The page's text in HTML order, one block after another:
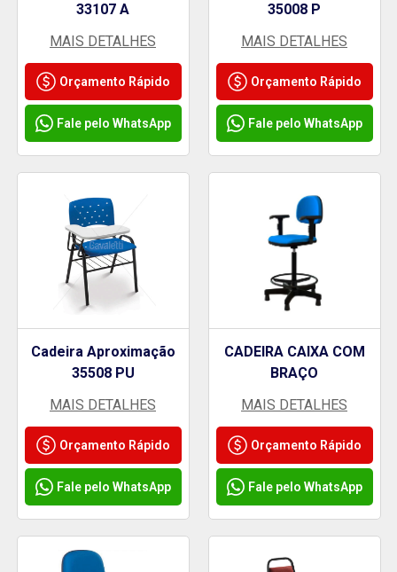
33107 A
MAIS DETALHES
Orçamento Rápido
Fale pelo WhatsApp
35008 P
MAIS DETALHES
Orçamento Rápido
Fale pelo WhatsApp
Cadeira Aproximação
35508 PU
MAIS DETALHES
Orçamento Rápido
Fale pelo WhatsApp
CADEIRA CAIXA COM
BRAÇO
MAIS DETALHES
Orçamento Rápido
Fale pelo WhatsApp